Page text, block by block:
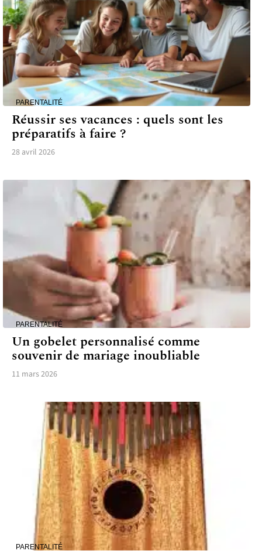
PARENTALITÉ
Réussir ses vacances : quels sont les
préparatifs à faire ?
28 avril 2026
PARENTALITÉ
Un gobelet personnalisé comme
souvenir de mariage inoubliable
11 mars 2026
PARENTALITÉ